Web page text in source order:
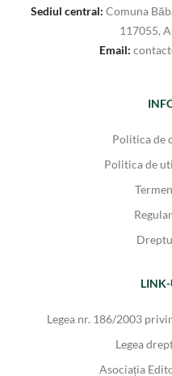
Sediul central: Comuna
117055,
Email:
Politica de
Politica de
LINK-
Legea nr. 186/2003
Legea
Asociația